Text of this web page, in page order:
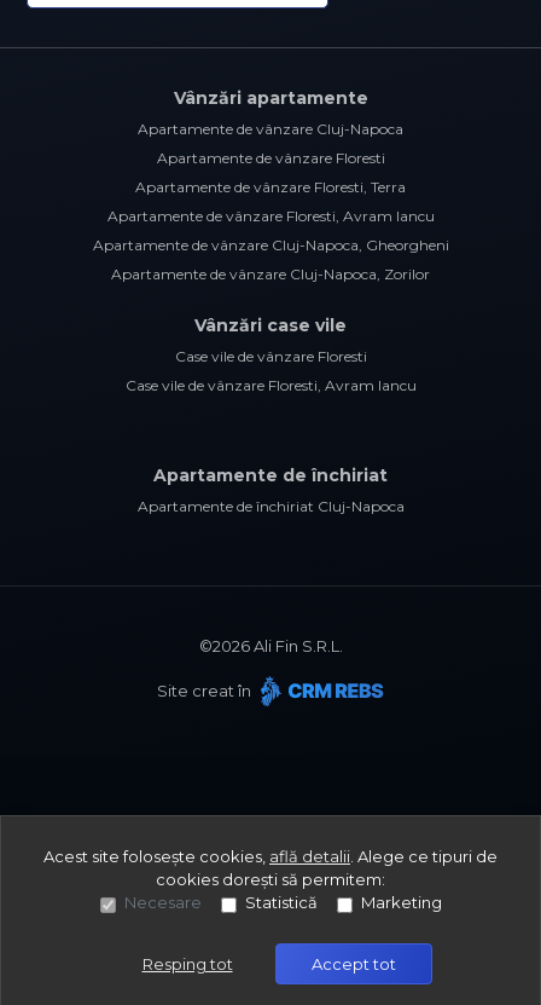
Vânzări apartamente
Apartamente de vânzare Cluj-Napoca
Apartamente de vânzare Floresti
Apartamente de vânzare Floresti, Terra
Apartamente de vânzare Floresti, Avram Iancu
Apartamente de vânzare Cluj-Napoca, Gheorgheni
Apartamente de vânzare Cluj-Napoca, Zorilor
Vânzări case vile
Case vile de vânzare Floresti
Case vile de vânzare Floresti, Avram Iancu
Apartamente de închiriat
Apartamente de închiriat Cluj-Napoca
©2026Ali Fin S.R.L.
Site creat în
Acest site folosește cookies, află detalii Alege ce tipuri de
cookies dorești să permitem:
Necesare
Statistică Marketing
Resping tot Accept tot